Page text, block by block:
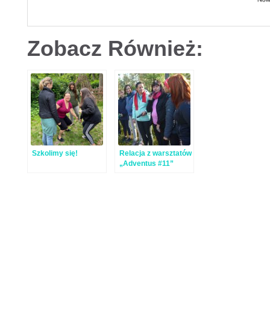
Zobacz Również:
Szkolimy się!
Relacja z warsztatów
„Adventus #11”